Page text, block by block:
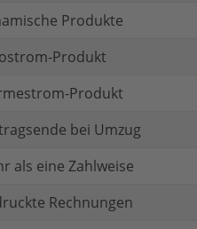
Produkte
Produkt
Produkt
bei Umzug
als eine Zahlweise
Rechnungen